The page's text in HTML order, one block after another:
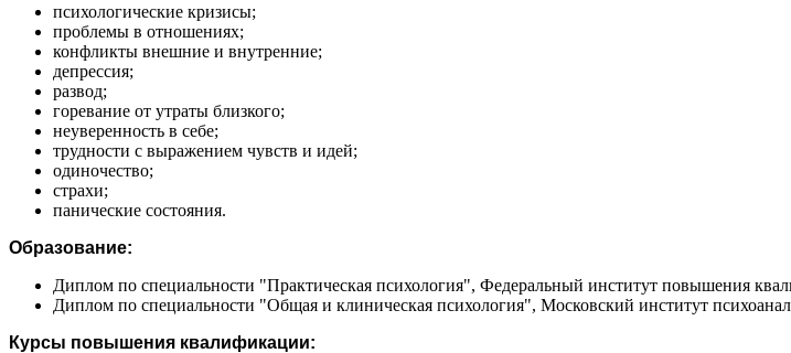
психологические кризисы;
проблемы в отношениях;
конфликты внешние и внутренние;
депрессия;
развод;
горевание от утраты близкого;
неуверенность в себе;
трудности с выражением чувств и идей;
одиночество;
страхи;
панические состояния.
Образование:
Диплом по специальности "Практическая психология", Федеральный институт повышения
Диплом по специальности "Общая и клиническая психология", Московский институт
Курсы повышения квалификации: